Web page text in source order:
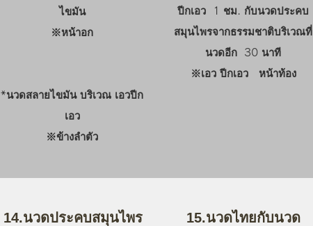
ไขมัน
※หน้าอก
*นวดสลายไขมัน บริเวณ เอวปีก
เอว
​※ข้างลำตัว
ปีกเอว 1 ชม. กับนวดประคบ
สมุนไพรจากธรรมชาติบริเวณที่
นวดอีก 30 นาที
※เอว ปีกเอว หน้าท้อง
14.นวดประคบสมุนไพร
15.นวดไทยกับนวด